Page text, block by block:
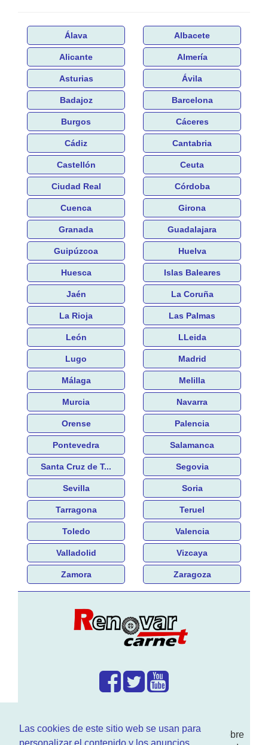
Las cookies de este sitio web se usan para
Álava Albacete
Alicante Almería
Asturias Ávila
Badajoz Barcelona
Burgos Cáceres
Cádiz Cantabria
Castellón Ceuta
Ciudad Real Córdoba
Cuenca Girona
Granada Guadalajara
Guipúzcoa Huelva
Huesca Islas Baleares
Jaén La Coruña
La Rioja Las Palmas
León LLeida
Lugo Madrid
Málaga Melilla
Murcia Navarra
Orense Palencia
Pontevedra Salamanca
Santa Cruz de T... Segovia
Sevilla Soria
Tarragona Teruel
Toledo Valencia
Valladolid Vizcaya
Zamora Zaragoza
Enwww.RenovarCarnet.comTe contamos sobre